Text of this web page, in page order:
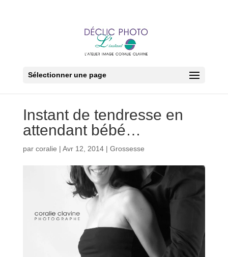
Sélectionner une page
Instant de tendresse en
attendant bébé…
par coralie | Avr 12, 2014| Grossesse